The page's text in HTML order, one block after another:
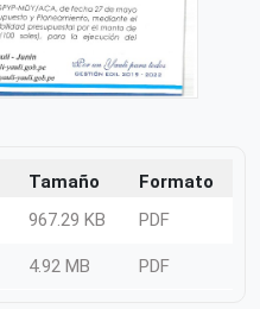
Tamaño
Formato
967.29 KB PDF
4.92 MB PDF